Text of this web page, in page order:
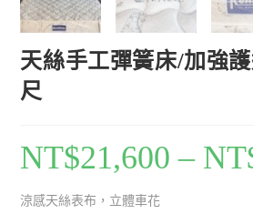
天絲手工彈簧床/加強
尺
NT$21,600 –
涼感天絲表布，立體車花